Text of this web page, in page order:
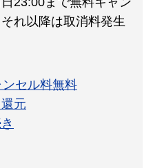
れ以降は取消料発生
ンセル料無料
元